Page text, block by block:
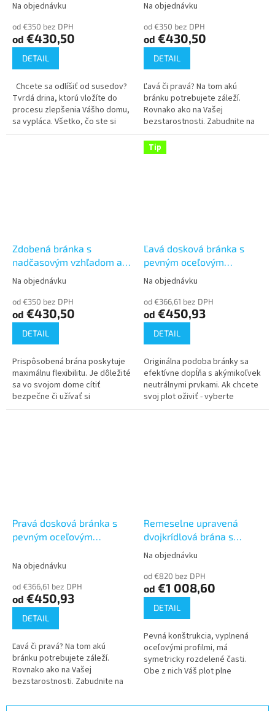
(900x1500, 1650, 1800)
Priemerné
produktu
je
hviezdičiek.
Na objednávku
od €350 bez DPH
od €430,50
DETAIL
Chcete sa odlíšiť od susedov?
Tvrdá drina, ktorú vložíte do
procesu zlepšenia Vášho domu,
sa vypláca. Všetko, čo ste si
vopred definovali - sa stalo
(900x1500, 1650, 1800)
Priemerné
produktu
je
hviezdičiek.
Na objednávku
od €350 bez DPH
od €430,50
DETAIL
Ľavá či pravá? Na tom akú
bránku potrebujete záleží.
Rovnako ako na Vašej
bezstarostnosti. Zabudnite na
časté výmeny a zamerajte sa
radšej na moderné riešenie,
ktoré s Vami...
Zdobená bránka s
nadčasovým vzhľadom a
práškovým lakovaním
(900x1500, 1650, 1800)
Priemerné
produktu
je
hviezdičiek.
Na objednávku
od €350 bez DPH
od €430,50
DETAIL
Prispôsobená brána poskytuje
maximálnu flexibilitu. Je dôležité
sa vo svojom dome cítiť
bezpečne či užívať si
bezstarostne svoj denný
Tip
Ľavá dosková bránka s
pevným oceľovým
profilom (900x1500, 1650,
1800)
Priemerné
produktu
je
hviezdičiek.
Na objednávku
od €366,61 bez DPH
od €450,93
DETAIL
Originálna podoba bránky sa
efektívne dopĺňa s akýmikoľvek
neutrálnymi prvkami. Ak chcete
svoj plot oživiť - vyberte
bránku, ktorá je špecifická.
Pravá dosková bránka s
pevným oceľovým
1800)
Na objednávku
od €366,61 bez DPH
od €450,93
DETAIL
Ľavá či pravá? Na tom akú
bránku potrebujete záleží.
Rovnako ako na Vašej
bezstarostnosti. Zabudnite na
radšej na moderné riešenie,
Remeselne upravená
dvojkrídlová brána s
oceľovými profilmi
(3000x1500, 1650, 1800)
Priemerné
produktu
je
hviezdičiek.
Na objednávku
od €820 bez DPH
od €1 008,60
DETAIL
Pevná konštrukcia, vyplnená
oceľovými profilmi, má
symetricky rozdelené časti.
Obe z nich Váš plot plne
alebo ochrániť...